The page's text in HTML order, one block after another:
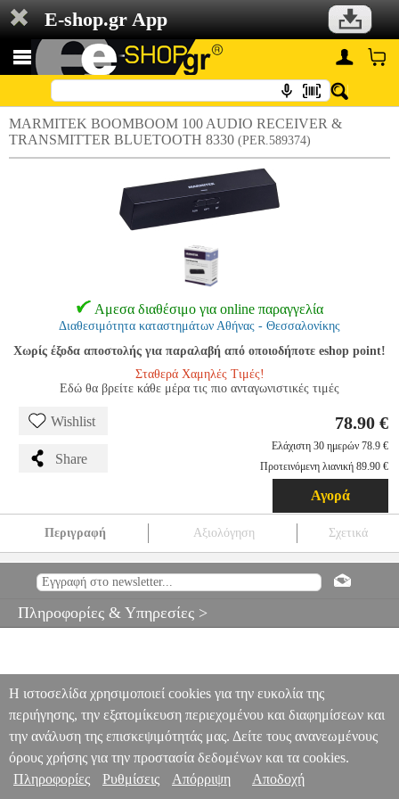
E-shop.gr App
MARMITEK BOOMBOOM 100 AUDIO RECEIVER &
TRANSMITTER BLUETOOTH 8330 (PER.589374)
Αμεσα διαθέσιμο για online παραγγελία
Διαθεσιμότητα καταστημάτων Αθήνας - Θεσσαλονίκης
Χωρίς έξοδα αποστολής για παραλαβή από οποιοδήποτε eshop point!
Σταθερά Χαμηλές Τιμές!
Εδώ θα βρείτε κάθε μέρα τις πιο ανταγωνιστικές τιμές
Wishlist
Share
78.90 €
Ελάχιστη 30 ημερών 78.9 €
Προτεινόμενη λιανική 89.90 €
Αγορά
Περιγραφή Αξιολόγηση Σχετικά
TRANSMITTER BLUETOOTH 8330
PER.589374
BOOMBOOM 100 AUDIO RECEIVER & TRANSMITTER
Πληροφορίες & Υπηρεσίες >
Η ιστοσελίδα χρησιμοποιεί cookies για την ευκολία της
περιήγησης, την εξατομίκευση περιεχομένου και διαφημίσεων και
την ανάλυση της επισκεψιμότητάς μας. Δείτε τους ανανεωμένους
όρους χρήσης για την προστασία δεδομένων και τα cookies.
Πληροφορίες
Ρυθμίσεις Απόρριψη Αποδοχή